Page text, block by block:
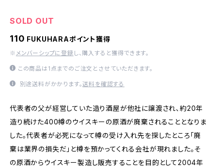
SOLD OUT
110 FUKUHARAポイント獲得
※ メンバーシップに登録 し、購入すると獲得できます。
この商品は1点までのご注文とさせていただきます。
別途送料がかかります。送料を確認する
代表者の父が経営していた造り酒屋が他社に譲渡され、約20年
造り続けた400樽のウイスキーの原酒が廃棄されることとなりま
した。代表者が必死になって樽の受け入れ先を探したところ「廃
棄は業界の損失だ」と樽を預かってくれる会社が現れました。そ
の原酒からウイスキー製造し販売することを目的として2004年